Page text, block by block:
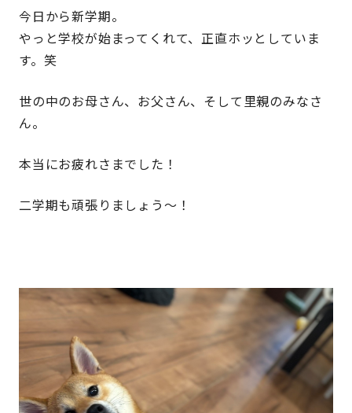
今日から新学期。
やっと学校が始まってくれて、正直ホッとしていま
す。笑
世の中のお母さん、お父さん、そして里親のみなさ
ん。
本当にお疲れさまでした！
二学期も頑張りましょう〜！